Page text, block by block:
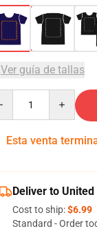
Ver guía de tallas
Esta venta
Deliver to
Cost to ship:$6.99
Standard - Order